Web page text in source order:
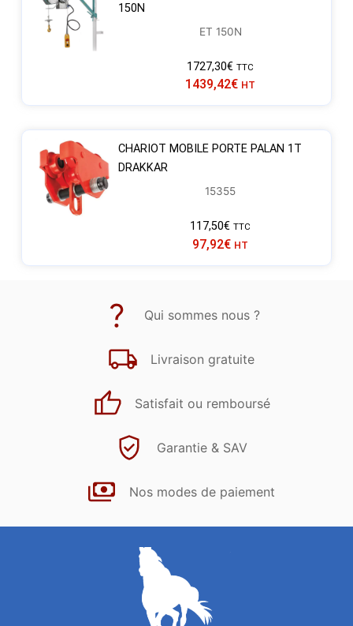
150N
ET 150N
1727,30€ TTC
1439,42€ HT
CHARIOT MOBILE PORTE PALAN 1T
DRAKKAR
15355
117,50€ TTC
97,92€ HT
Qui sommes nous ?
Livraison gratuite
Satisfait ou remboursé
Garantie & SAV
Nos modes de paiement